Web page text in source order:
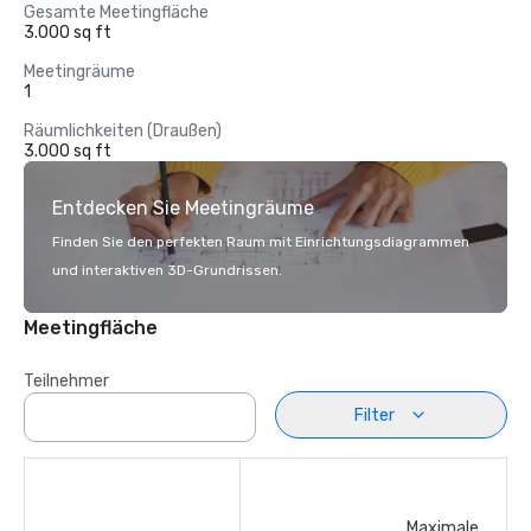
Gesamte Meetingfläche
3.000 sq ft
Meetingräume
1
Räumlichkeiten (Draußen)
3.000 sq ft
Entdecken Sie Meetingräume
Finden Sie den perfekten Raum mit Einrichtungsdiagrammen
und interaktiven 3D-Grundrissen.
Meetingfläche
Teilnehmer
Filter